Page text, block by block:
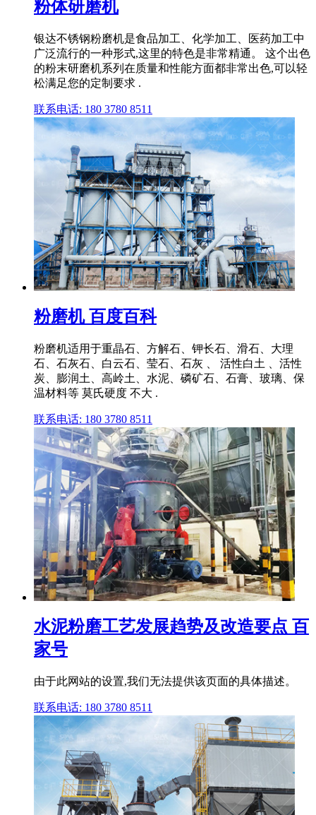
粉体研磨机
银达不锈钢粉磨机是食品加工、化学加工、医药加工中
广泛流行的一种形式,这里的特色是非常精通。 这个出色
的粉末研磨机系列在质量和性能方面都非常出色,可以轻
松满足您的定制要求 .
联系电话: 180 3780 8511
粉磨机 百度百科
粉磨机适用于重晶石、方解石、钾长石、滑石、大理
石、石灰石、白云石、莹石、石灰 、 活性白土 、活性
炭、膨润土、高岭土、水泥、磷矿石、石膏、玻璃、保
温材料等 莫氏硬度 不大 .
联系电话: 180 3780 8511
水泥粉磨工艺发展趋势及改造要点 百
家号
由于此网站的设置,我们无法提供该页面的具体描述。
联系电话: 180 3780 8511